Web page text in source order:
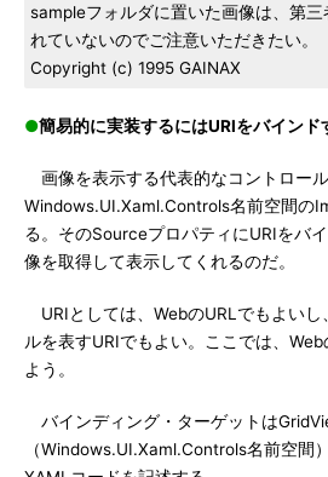
sampleフォルダに置いた画像は、第三
れていないのでご注意いただきたい。
Copyright (c) 1995 GAINAX
●簡易的に実装するにはURIをバインド
画像を表示する代表的なコントロール
Windows.UI.Xaml.Controls名前空間の
る。そのSourceプロパティにURIをバ
像を取得して表示してくれるのだ。
URIとしては、WebのURLでもよいし
ルを表すURIでもよい。ここでは、
よう。
バインディング・ターゲットは
（Windows.UI.Xaml.Controls名前空間